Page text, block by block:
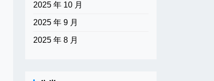
2025 年 10 月
2025 年 9 月
2025 年 8 月